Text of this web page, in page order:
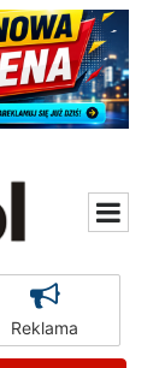
Reklama